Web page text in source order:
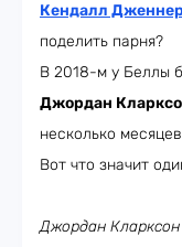
Кендалл Дженнер
поделить парня?
В 2018-м у Беллы
Джордан
несколько
Вот что значит
Джордан Кларксон